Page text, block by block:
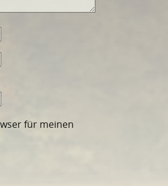
für meinen